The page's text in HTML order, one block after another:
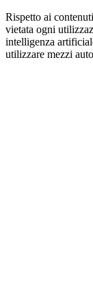
Rispetto ai
vietata ogni
intelligenza
utilizzare mezzi